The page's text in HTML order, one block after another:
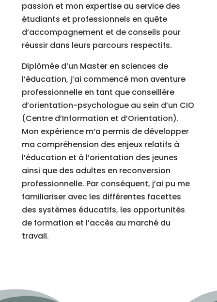
passion et mon expertise au service des
étudiants et professionnels en quête
d’accompagnement et de conseils pour
réussir dans leurs parcours respectifs.
Diplômée d’un Master en sciences de
l’éducation, j’ai commencé mon aventure
professionnelle en tant que conseillère
d’orientation-psychologue au sein d’un CIO
(Centre d’Information et d’Orientation).
Mon expérience m’a permis de développer
ma compréhension des enjeux relatifs à
l’éducation et à l’orientation des jeunes
ainsi que des adultes en reconversion
professionnelle. Par conséquent, j’ai pu me
familiariser avec les différentes facettes
des systèmes éducatifs, les opportunités
de formation et l’accès au marché du
travail.